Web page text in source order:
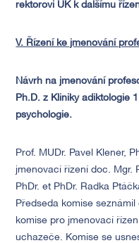
rektorovi UK k dalšímu
V. Řízení ke jmenování
Návrh na jmenování
Ph.D. z Kliniky adiktologie
psychologie.
Prof. MUDr. Pavel Klener,
jmenovací řízení doc. Mgr.
PhDr. et PhDr. Radka
Předseda komise
komise pro jmenovací
uchazeče. Komise se